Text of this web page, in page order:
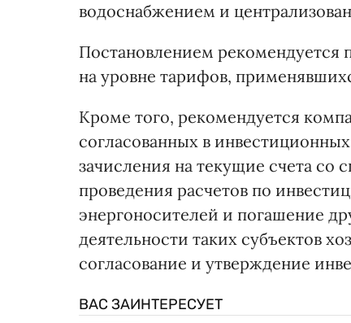
водоснабжением и
Постановлением
на уровне тарифов,
Кроме того, рекомендуется
согласованных в
зачисления на текущие счета
проведения расчетов по
энергоносителей и погашение
деятельности таких субъектов
согласование и утверждение
ВАС ЗАИНТЕРЕСУЕТ